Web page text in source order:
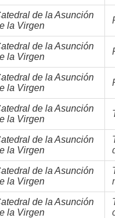
de la Asunción
la Virgen
de la Asunción
la Virgen
de la Asunción
la Virgen
de la Asunción
la Virgen
de la Asunción
la Virgen
de la Asunción
la Virgen
de la Asunción
la Virgen